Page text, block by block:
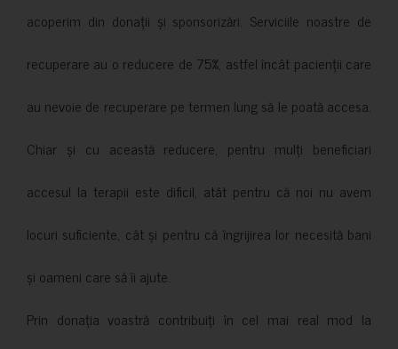
acoperim din donații și sponsorizări. Serviciile noastre de
recuperare au o reducere de 75%, astfel încât pacienții care
au nevoie de recuperare pe termen lung să le poată accesa.
Chiar și cu această reducere, pentru mulți beneficiari
accesul la terapii este dificil, atât pentru că noi nu avem
locuri suficiente, cât și pentru că îngrijirea lor necesită bani
și oameni care să îi ajute.
Prin donația voastră contribuiți în cel mai real mod la